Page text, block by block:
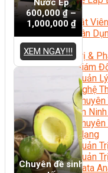
Trời
Kỹ Thuật
Lạnh Dân
Ngành Khác
Quản Trị &
Giám
Quản
Công Nghệ
An
Mạng
Quản
Quản
Data
Nước Ép
600,000₫–
1,000,000 ₫
XEM NGAY!!!
Chuyên đề sinh